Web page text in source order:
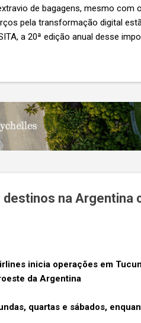
de bagagens, mesmo com
pela transformação digital
a 20ª edição anual desse
uma mala extraviada
na Argentina
inicia operações em
da Argentina
quartas e sábados,